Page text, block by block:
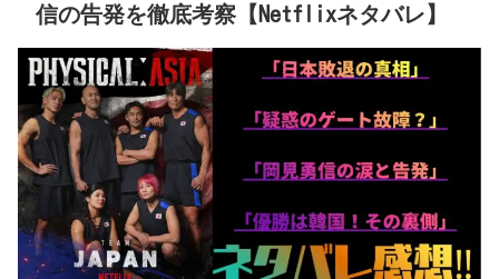
信の告発を徹底考察【Netflixネタバレ】